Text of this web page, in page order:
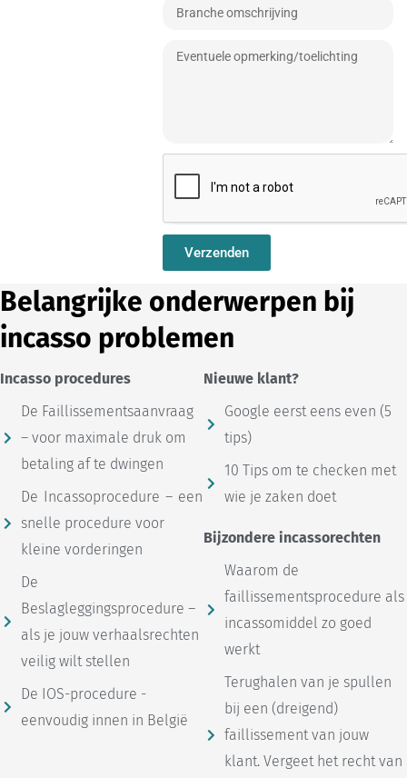
Verzenden
Belangrijke onderwerpen bij
incasso problemen
Incasso procedures
De Faillissementsaanvraag
– voor maximale druk om
betaling af te dwingen
De Incassoprocedure – een
snelle procedure voor
kleine vorderingen
De
Beslagleggingsprocedure –
als je jouw verhaalsrechten
veilig wilt stellen
De IOS-procedure -
eenvoudig innen in België
Nieuwe klant?
Google eerst eens even (5
tips)
10 Tips om te checken met
wie je zaken doet
Bijzondere incassorechten
Waarom de
faillissementsprocedure als
incassomiddel zo goed
werkt
Terughalen van je spullen
bij een (dreigend)
faillissement van jouw
klant. Vergeet het recht van